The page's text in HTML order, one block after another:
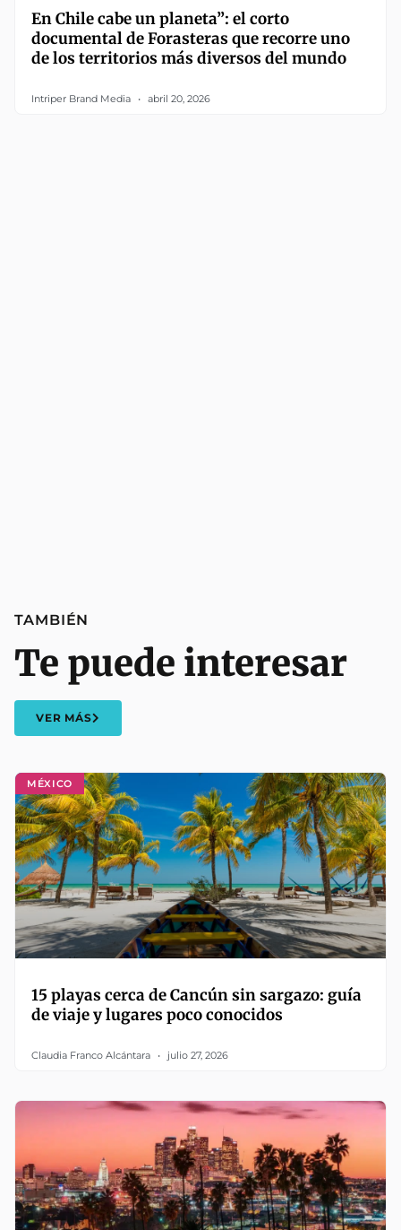
En Chile cabe un planeta”: el corto
documental de Forasteras que recorre uno
de los territorios más diversos del mundo
Intriper Brand Media abril 20, 2026
MÉXICO
15 playas cerca de Cancún sin sargazo: guía
de viaje y lugares poco conocidos
Claudia Franco Alcántara julio 27, 2026
TAMBIÉN
Te puede interesar
VER MÁS